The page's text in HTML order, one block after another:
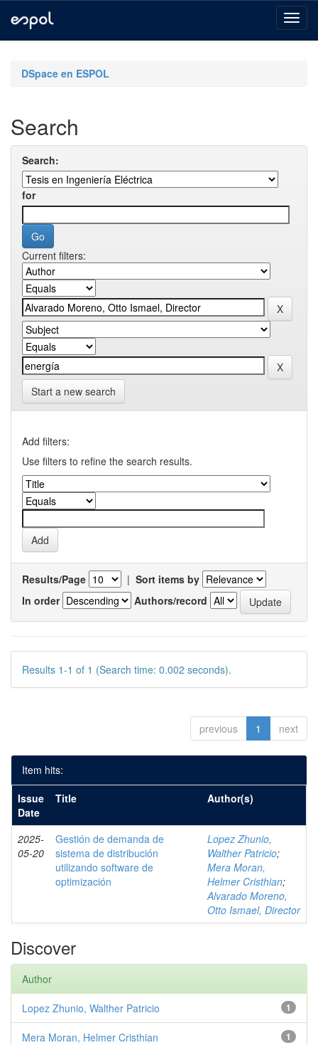
navigationDSpace en ESPOL
Search
Search:
for
Current filters:
Start a new search
Add filters:
Use filters to refine the search results.
Results/Page | Sort items by
In order
Authors/record
Results 1-1 of 1 (Search time: 0.002 seconds).
previous 1 next
Item hits:
Issue
Date
Title Author(s)
2025-
05-20
Gestión de demanda de
sistema de distribución
utilizando software de
optimización
Lopez Zhunio,
Walther Patricio;
Mera Moran,
Helmer Cristhian;
Alvarado Moreno,
Otto Ismael, Director
Discover
Author
1
Lopez Zhunio, Walther Patricio
1
Mera Moran, Helmer Cristhian